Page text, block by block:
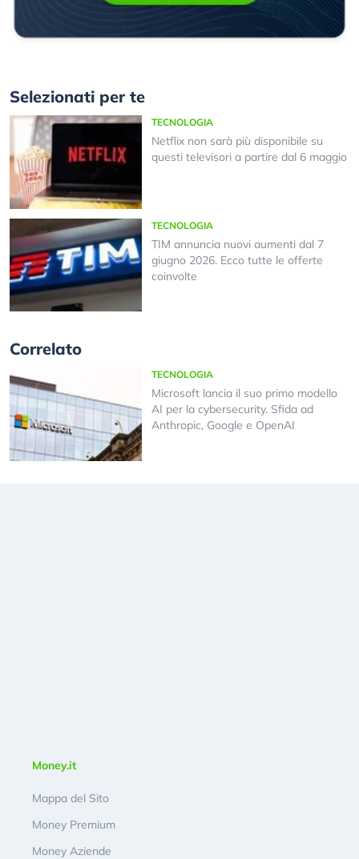
Selezionati per te
TECNOLOGIA
Netflix non sarà più disponibile su
questi televisori a partire dal 6 maggio
TECNOLOGIA
TIM annuncia nuovi aumenti dal 7
giugno 2026. Ecco tutte le offerte
coinvolte
Correlato
TECNOLOGIA
Microsoft lancia il suo primo modello
AI per la cybersecurity. Sfida ad
Anthropic, Google e OpenAI
Money.it
Mappa del Sito
Money Premium
Money Aziende